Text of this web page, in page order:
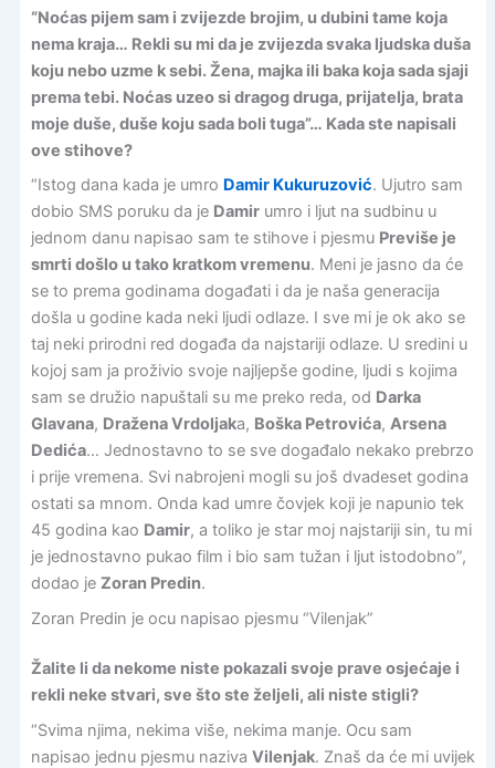
“Noćas pijem sam i zvijezde brojim, u dubini tame koja
nema kraja… Rekli su mi da je zvijezda svaka ljudska duša
koju nebo uzme k sebi. Žena, majka ili baka koja sada sjaji
prema tebi. Noćas uzeo si dragog druga, prijatelja, brata
moje duše, duše koju sada boli tuga”… Kada ste napisali
ove stihove?
“Istog dana kada je umro Damir Kukuruzović. Ujutro sam
dobio SMS poruku da je Damirumro i ljut na sudbinu u
jednom danu napisao sam te stihove i pjesmu Previše je
smrti došlo u tako kratkom vremenu. Meni je jasno da će
se to prema godinama događati i da je naša generacija
došla u godine kada neki ljudi odlaze. I sve mi je ok ako se
taj neki prirodni red događa da najstariji odlaze. U sredini u
kojoj sam ja proživio svoje najljepše godine, ljudi s kojima
sam se družio napuštali su me preko reda, od Darka
Glavana, Dražena Vrdoljaka, Boška Petrovića, Arsena
Dedića… Jednostavno to se sve događalo nekako prebrzo
i prije vremena. Svi nabrojeni mogli su još dvadeset godina
ostati sa mnom. Onda kad umre čovjek koji je napunio tek
45 godina kao Damir, a toliko je star moj najstariji sin, tu mi
je jednostavno pukao film i bio sam tužan i ljut istodobno”,
dodao je Zoran Predin.
Zoran Predin je ocu napisao pjesmu “Vilenjak”
Žalite li da nekome niste pokazali svoje prave osjećaje i
rekli neke stvari, sve što ste željeli, ali niste stigli?
“Svima njima, nekima više, nekima manje. Ocu sam
napisao jednu pjesmu naziva Vilenjak. Znaš da će mi uvijek